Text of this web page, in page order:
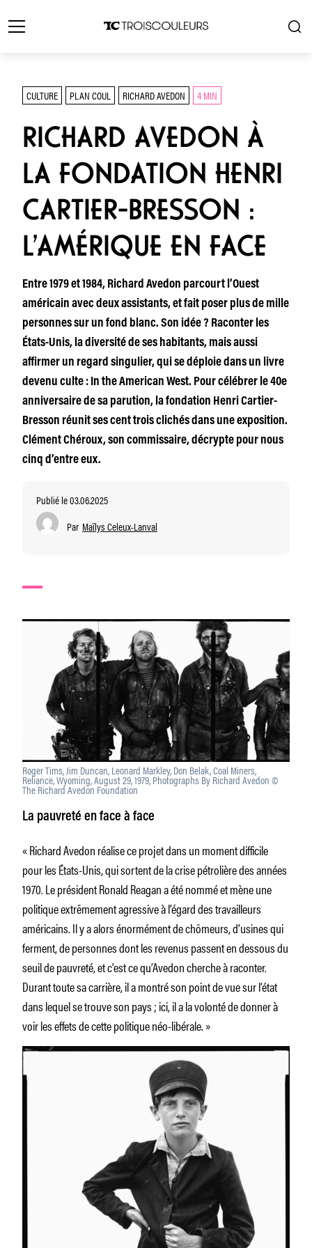
CULTURE PLAN COUL RICHARD AVEDON 4 MIN
RICHARD AVEDON À
LA FONDATION HENRI
CARTIER-BRESSON :
L’AMÉRIQUE EN FACE
Entre 1979 et 1984, Richard Avedon parcourt l’Ouest
américain avec deux assistants, et fait poser plus de mille
personnes sur un fond blanc. Son idée ? Raconter les
États-Unis, la diversité de ses habitants, mais aussi
affirmer un regard singulier, qui se déploie dans un livre
devenu culte : In the American West. Pour célébrer le 40e
anniversaire de sa parution, la fondation Henri Cartier-
Bresson réunit ses cent trois clichés dans une exposition.
Clément Chéroux, son commissaire, décrypte pour nous
cinq d’entre eux.
Publié le 03.06.2025
Par Maïlys Celeux-Lanval
Roger Tims, Jim Duncan, Leonard Markley, Don Belak, Coal Miners,
Reliance, Wyoming, August 29, 1979, Photographs By Richard Avedon ©
The Richard Avedon Foundation
La pauvreté en face à face
« Richard Avedon réalise ce projet dans un moment difficile
pour les États-Unis, qui sortent de la crise pétrolière des années
1970. Le président Ronald Reagan a été nommé et mène une
politique extrêmement agressive à l’égard des travailleurs
américains. Il y a alors énormément de chômeurs, d’usines qui
ferment, de personnes dont les revenus passent en dessous du
seuil de pauvreté, et c’est ce qu’Avedon cherche à raconter.
Durant toute sa carrière, il a montré son point de vue sur l’état
dans lequel se trouve son pays ; ici, il a la volonté de donner à
voir les effets de cette politique néo-libérale. »